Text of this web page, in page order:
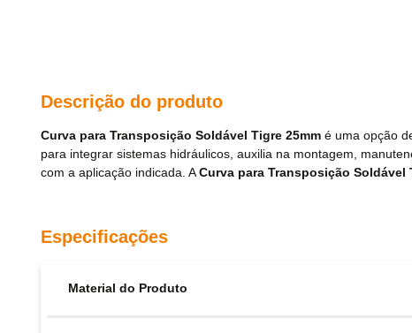
Descrição do produto
Curva para Transposição Soldável Tigre 25mm é uma opção
para integrar sistemas hidráulicos, auxilia na montagem,
com a aplicação indicada. ACurva para Transposição Soldável
Especificações
Material do Produto